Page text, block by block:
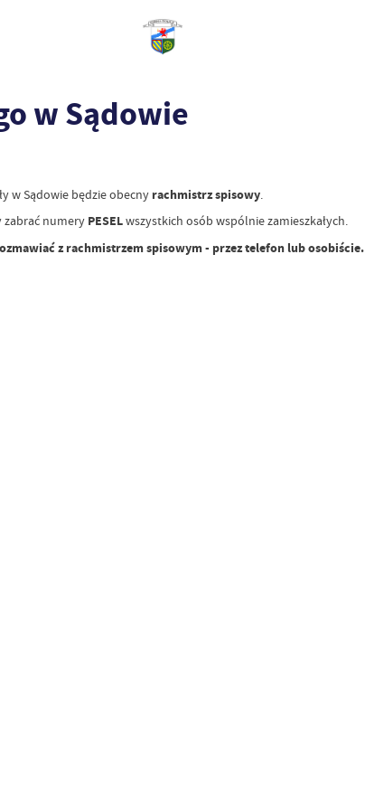
w Sądowie
w Sądowie będzie obecny rachmistrz spisowy.
zabrać numery PESELwszystkich osób wspólnie zamieszkałych.
z rachmistrzem spisowym - przez telefon lub osobiście.